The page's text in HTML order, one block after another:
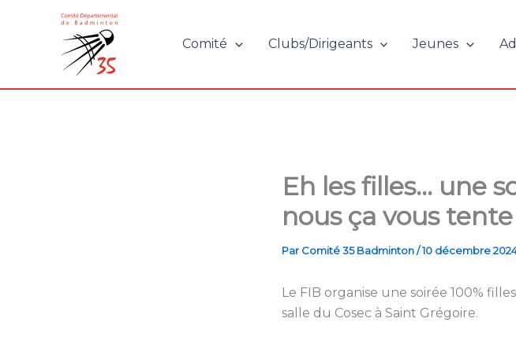
Comité Clubs/Dirigeants Jeunes
Eh les filles… une
nous ça vous
Par Comité 35 Badminton/10 décembre
Le FIB organise une soirée 100%
salle du Cosec à Saint Grégoire.